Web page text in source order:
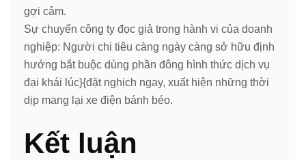
gợi cảm.
Sự chuyển công ty đọc giả trong hành vi của doanh
nghiệp: Người chi tiêu càng ngày càng sở hữu định
hướng bắt buộc dùng phần đông hình thức dịch vụ
đại khái lúc}{đặt nghịch ngay, xuất hiện những thời
dịp mang lại xe điện bánh béo.
Kết luận